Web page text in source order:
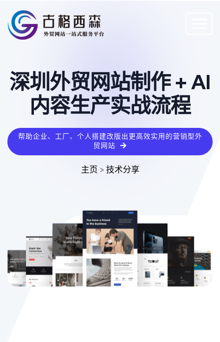
深圳外贸网站制作 + AI
内容生产实战流程
帮助企业、工厂、个人搭建改版出更高效实用的营销型外
贸网站
主页 > 技术分享